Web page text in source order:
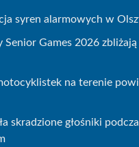
syren alarmowych w
Senior Games 2026 zbliżają
na terenie
skradzione głośniki